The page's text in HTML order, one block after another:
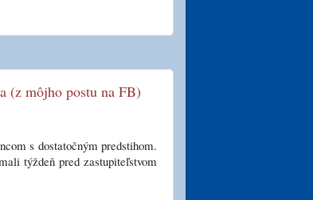
(z môjho postu na FB)
s dostatočným predstihom.
týždeň pred zastupiteľstvom